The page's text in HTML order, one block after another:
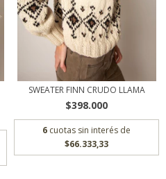
SWEATER FINN CRUDO LLAMA
$398.000
6 cuotas sin interés de
$66.333,33